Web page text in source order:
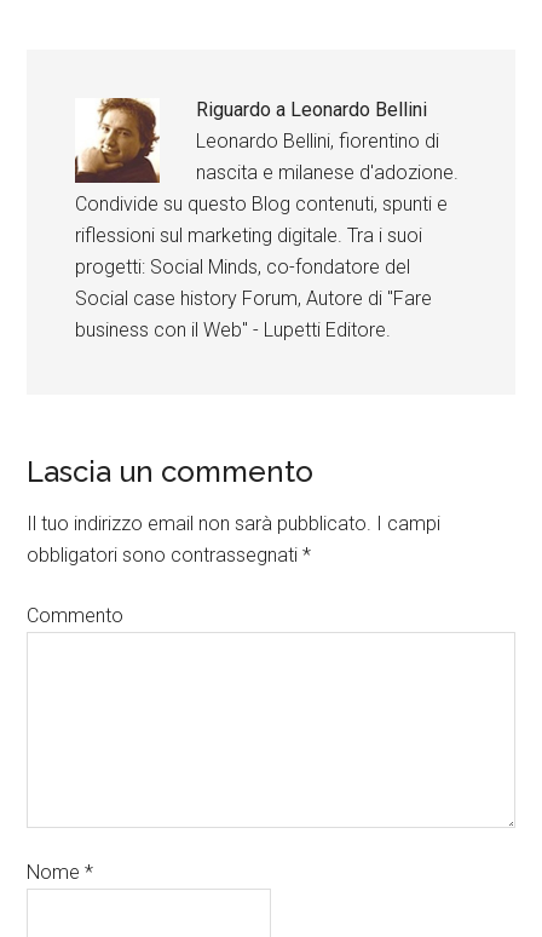
Riguardo a Leonardo Bellini
Leonardo Bellini, fiorentino di
nascita e milanese d'adozione.
Condivide su questo Blog contenuti, spunti e
riflessioni sul marketing digitale. Tra i suoi
progetti: Social Minds, co-fondatore del
Social case history Forum, Autore di "Fare
business con il Web" - Lupetti Editore.
Lascia un commento
Il tuo indirizzo email non sarà pubblicato. I campi
obbligatori sono contrassegnati*
Commento
Nome*